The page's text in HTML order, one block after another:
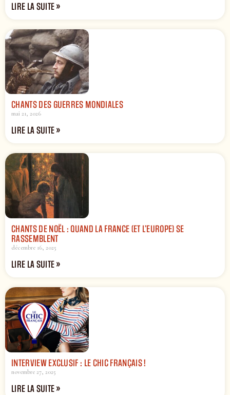
LIRE LA SUITE »
CHANTS DES GUERRES MONDIALES
mai 21, 2026
LIRE LA SUITE »
CHANTS DE NOËL : QUAND LA FRANCE (ET L’EUROPE) SE
RASSEMBLENT
décembre 16, 2025
LIRE LA SUITE »
INTERVIEW EXCLUSIF : LE CHIC FRANÇAIS !
novembre 27, 2025
LIRE LA SUITE »